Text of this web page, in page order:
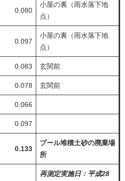
0.080
小屋の裏（雨水落下地
点）
0.097
小屋の裏（雨水落下地
点）
0.083 玄関前
0.078 玄関前
0.066
0.097
0.133
プール堆積土砂の廃棄場
所
再測定実施日：平成28